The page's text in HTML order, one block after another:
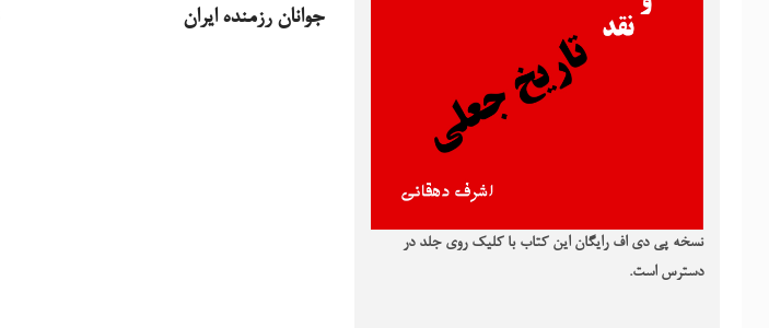
جوانان رزمنده ایران
نسخه پی دی اف رایگان این کتاب با کلیک روی جلد در
دسترس است.